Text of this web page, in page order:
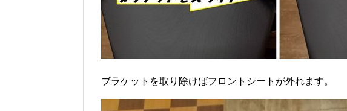
ブラケットを取り除けばフロントシートが外れます。